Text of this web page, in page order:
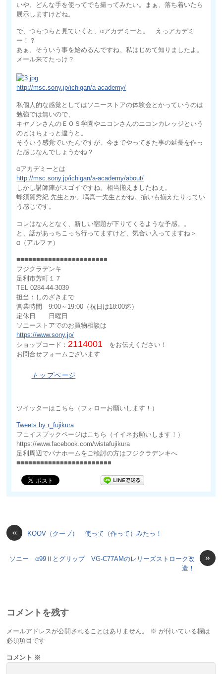
いや、どんな手を使ってでも撮ってみたい。まぁ、落ち着いたら
展示しますけどね。
で、つらつらと見ていくと、αアカデミーと。 えっアカデミ
ー！？
あぁ、そういう事を始めるんですね、私はじめて知りましたよ。
メール来てたっけ？
http://msc.sony.jp/ichigan/a-academy/
私個人的な感覚としてはソニーストアの体験会とかっていうのは
勉強では無いので、
キヤノンさんのＥＯＳ学園やニコンさんのニコンカレッジという
のとはちょっと違うと。
そういう感覚でいたんですが、今までやってきた事の延長を作っ
た感じなんでしょうかね？
αアカデミーとは
http://msc.sony.jp/ichigan/a-academy/about/
しかし講師陣がスゴイですね。相当揃えましたねぇ。
蜂須賀秀紀 先生とか、塙真一先生とかね。揃いも揃えたりってい
う感じです。
コレはなんとなく、新しい宿題が下りてくるような予感。。
と、話があっちこっち行ってますけど、気合い入ってますね＞
α（アルファ）
■■■■■■■■■■■■■■■■■■■■■■■
フジクラデンキ
足利市芳町１７
TEL 0284-44-3039
担当：しのざきまで
営業時間 9:00～19:00（祝日は18:00迄）
定休日 日曜日
ソニーストアでのお買物相談は
https://www.sony.jp/
ショップコード：2114001 をお伝えください！
お問合せフォームございます
トップページ
ツイッターはこちら（フォローお願いします！）
Tweets by r_fujikura
フェイスブックページはこちら（イイネお願いします！）
https://www.facebook.com/wistafujikura
足利周辺でパナホームをご検討の方はフジクラデンキへ
■■■■■■■■■■■■■■■■■■■■■■■■
« KOOV（クーブ） 使って（作って）みたっ！
»
ソニー α99Ⅱとグリップ VG-C77AMのレリーズストローク改
造！
コメントを残す
メールアドレスが公開されることはありません。 ※ が付いている欄は
必須項目です
コメント ※